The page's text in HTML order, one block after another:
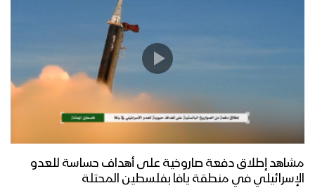
مشاهد إطلاق دفعة صاروخية على أهداف حساسة للعدو
الإسرائيلي في منطقة يافا بفلسطين المحتلة